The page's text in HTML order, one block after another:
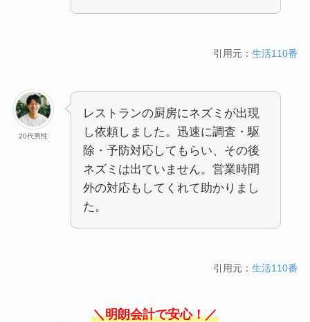
引用元：生活110番
20代男性
レストランの厨房にネズミが出現
し依頼しました。迅速に調査・駆
除・予防対応してもらい、その後
ネズミは出ていません。営業時間
外の対応もしてくれて助かりまし
た。
引用元：生活110番
＼明朗会計で安心！／